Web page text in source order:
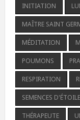
INITIATION
MAÎTRE SAINT
MÉDITATION
POUMONS
RESPIRATION
SEMENCES
THÉRAPEUTE